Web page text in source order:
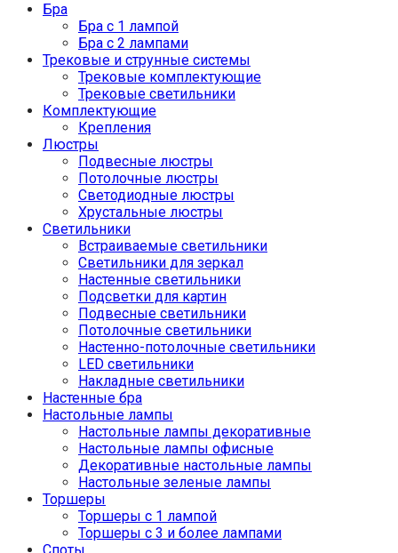
Бра
Бра с 1 лампой
Бра с 2 лампами
Трековые и струнные системы
Трековые комплектующие
Трековые светильники
Комплектующие
Крепления
Люстры
Подвесные люстры
Потолочные люстры
Светодиодные люстры
Хрустальные люстры
Светильники
Встраиваемые светильники
Светильники для зеркал
Настенные светильники
Подсветки для картин
Подвесные светильники
Потолочные светильники
Настенно-потолочные светильники
LED светильники
Накладные светильники
Настенные бра
Настольные лампы
Настольные лампы декоративные
Настольные лампы офисные
Декоративные настольные лампы
Настольные зеленые лампы
Торшеры
Торшеры с 1 лампой
Торшеры с 3 и более лампами